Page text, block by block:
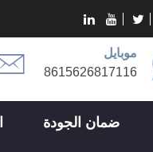
موبايل
8615626817116
ضمان الجودة